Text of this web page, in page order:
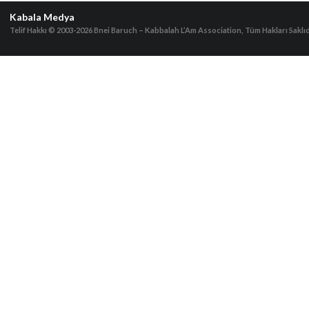
Kabala Medya
Telif Hakkı © 2003-2026Bnei Baruch – Kabbalah L’Am Association, Tüm Hakları